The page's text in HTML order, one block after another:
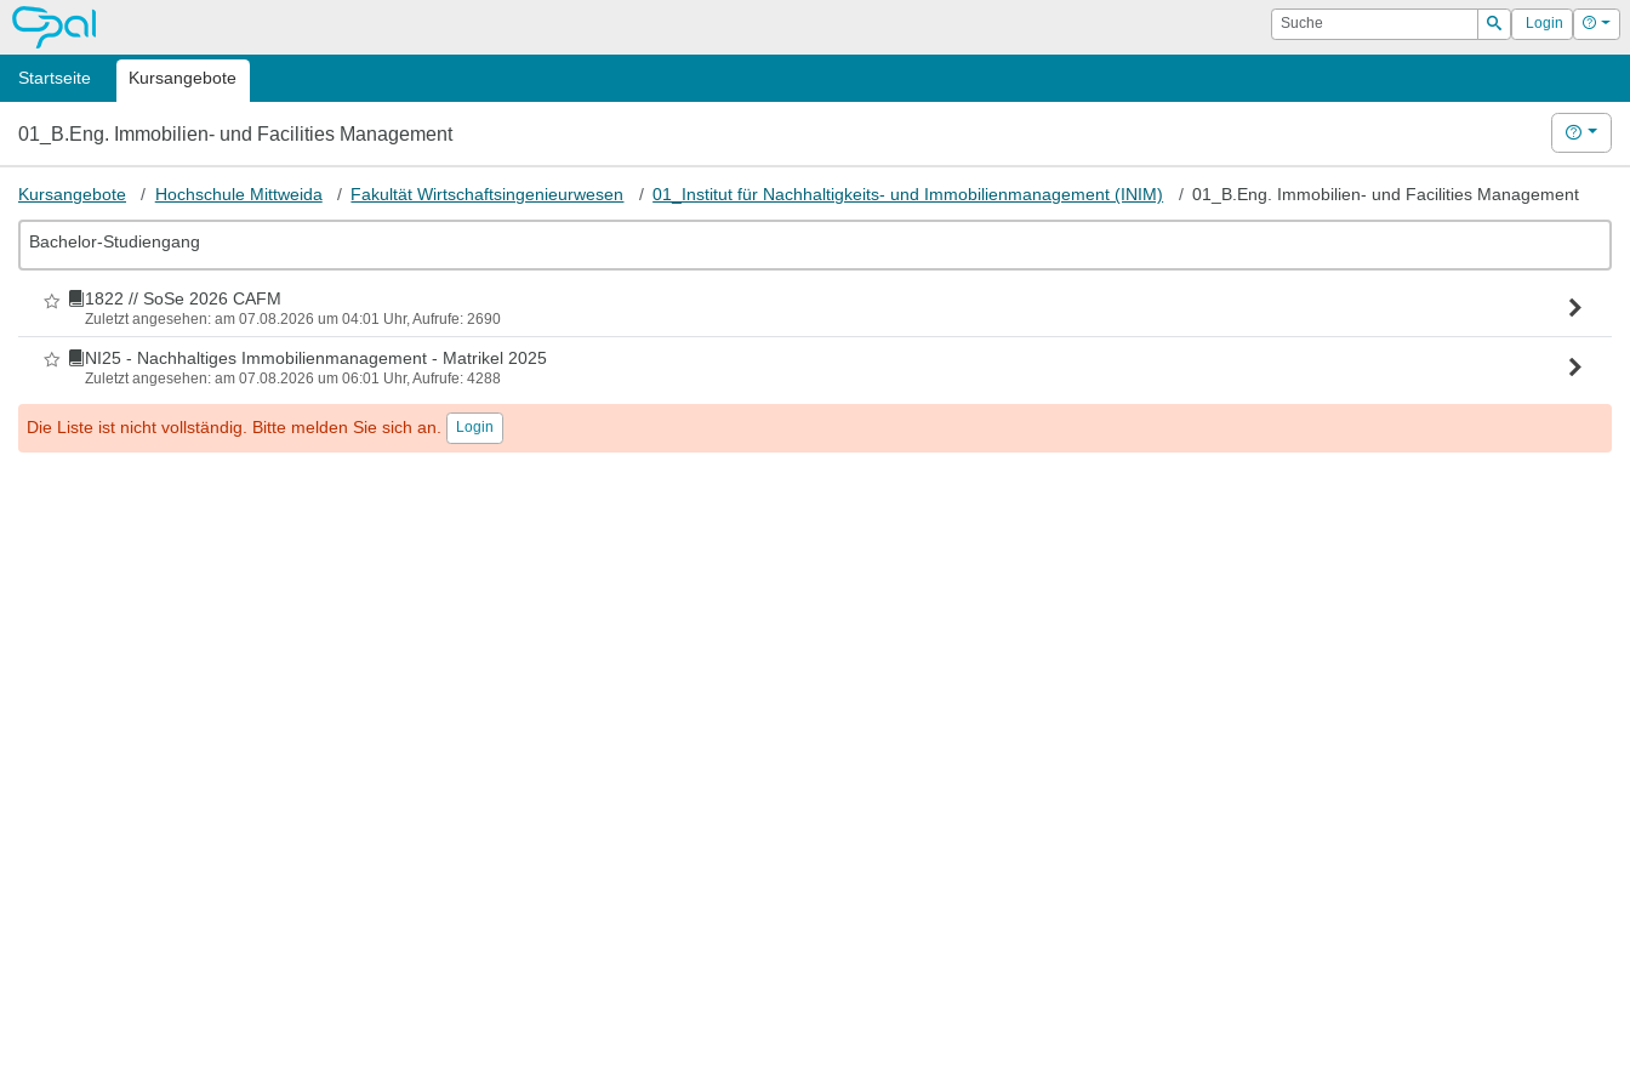
OPAL Suche
Suchen
Login Hilfe
Startseite Kursangebote
01_B.Eng. Immobilien- und Facilities Management Hilfe
Kursangebote Hochschule Mittweida Fakultät Wirtschaftsingenieurwesen 01_Institut für Nachhaltigkeits- und Immobilienmanagement (INIM) 01_B.Eng. Immobilien- und Facilities Management
Bachelor-Studiengang
Als Favorit markieren
1822 // SoSe 2026 CAFM
Zuletzt angesehen: am 07.08.2026 um 04:01 Uhr, Aufrufe: 2690
Als Favorit markieren
NI25 - Nachhaltiges Immobilienmanagement - Matrikel 2025
Zuletzt angesehen: am 07.08.2026 um 06:01 Uhr, Aufrufe: 4288
Die Liste ist nicht vollständig. Bitte melden Sie sich an. Login